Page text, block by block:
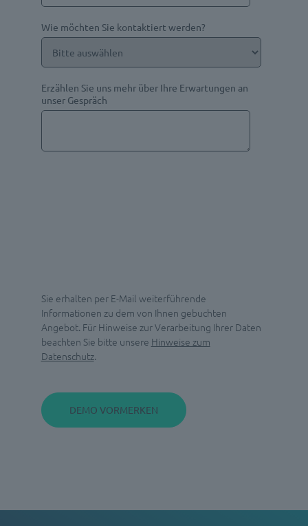
Wie möchten Sie kontaktiert werden?
Erzählen Sie uns mehr über Ihre Erwartungen an
unser Gespräch
Sie erhalten per E-Mail weiterführende
Informationen zu dem von Ihnen gebuchten
Angebot. Für Hinweise zur Verarbeitung Ihrer Daten
beachten Sie bitte unsere Hinweise zum
Datenschutz.